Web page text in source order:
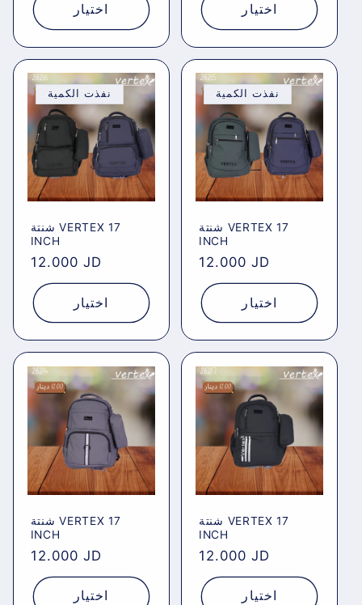
اختيار اختيار
نفذت الكمية
شنتة VERTEX 17
INCH
Regular
price
12.000 JD
اختيار
نفذت الكمية
شنتة VERTEX 17
INCH
Regular
price
12.000 JD
اختيار
شنتة VERTEX 17
INCH
Regular
price
12.000 JD
اختيار
شنتة VERTEX 17
INCH
Regular
price
12.000 JD
اختيار